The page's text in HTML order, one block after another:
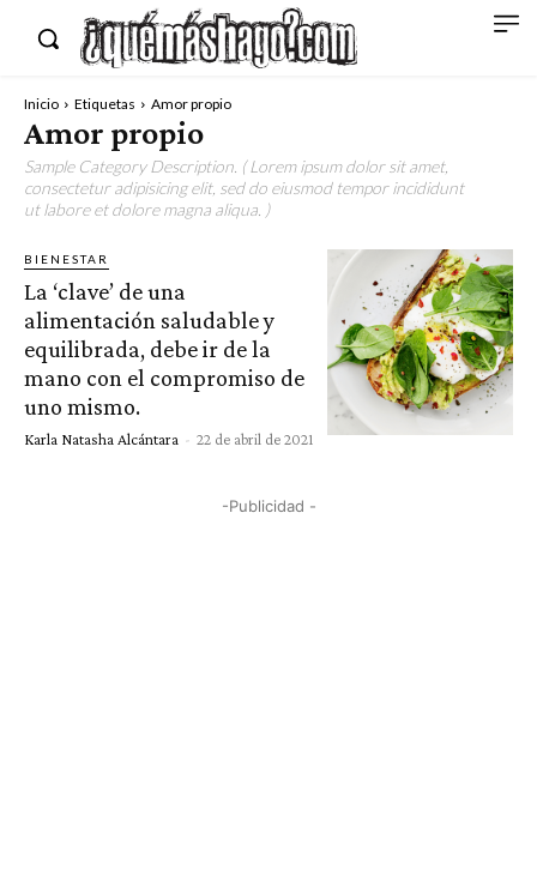
Inicio Etiquetas Amor propio
Amor propio
Sample Category Description. ( Lorem ipsum dolor sit amet,
consectetur adipisicing elit, sed do eiusmod tempor incididunt
ut labore et dolore magna aliqua. )
BIENESTAR
La ‘clave’ de una
alimentación saludable y
equilibrada, debe ir de la
mano con el compromiso de
uno mismo.
Karla Natasha Alcántara - 22 de abril de 2021
-Publicidad -